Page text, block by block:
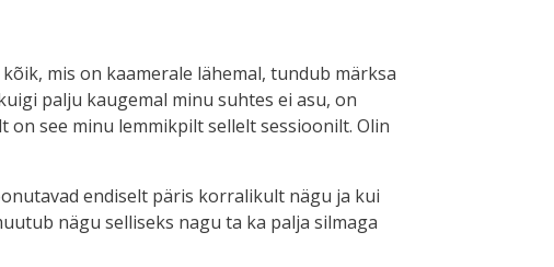
mis on kaamerale lähemal, tundub märksa
palju kaugemal minu suhtes ei asu, on
on see minu lemmikpilt sellelt sessioonilt. Olin
endiselt päris korralikult nägu ja kui
nägu selliseks nagu ta ka palja silmaga